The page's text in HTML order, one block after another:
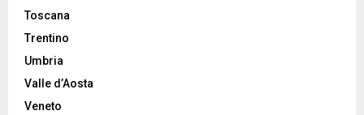
Toscana
Trentino
Umbria
Valle d’Aosta
Veneto